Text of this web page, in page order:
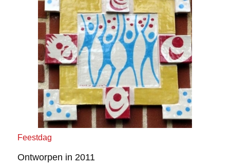
Feestdag
Ontworpen in 2011